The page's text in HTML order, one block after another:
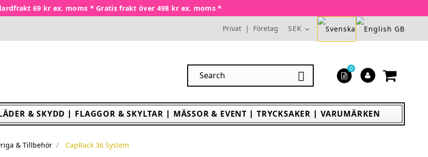
69 kr ex. moms * Gratis frakt över 498 kr ex. moms *
Privat | Företag SEK

0
& SKYDD FLAGGOR & SKYLTAR MÄSSOR & EVENT TRYCKSAKER VARUMÄRKEN
& Tillbehör CapRack 36 System